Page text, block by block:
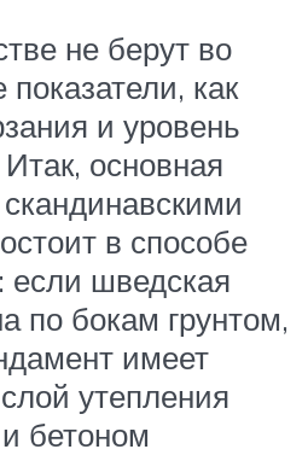
не берут во
как
и уровень
основная
в способе
если шведская
по бокам грунтом,
имеет
утепления
бетоном